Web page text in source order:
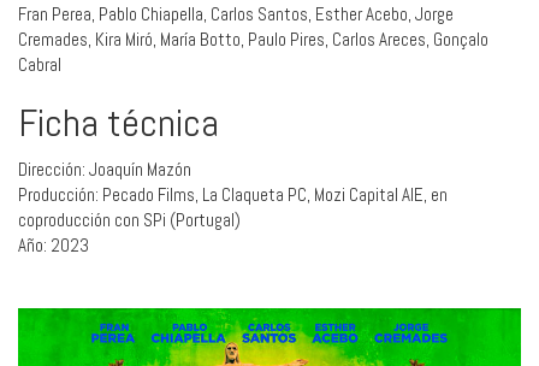
Fran Perea, Pablo Chiapella, Carlos Santos, Esther Acebo, Jorge
Cremades, Kira Miró, María Botto, Paulo Pires, Carlos Areces, Gonçalo
Cabral
Ficha técnica
Dirección: Joaquín Mazón
Producción: Pecado Films, La Claqueta PC, Mozi Capital AIE, en
coproducción con SPi (Portugal)
Año: 2023